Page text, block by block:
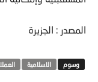
المصدر : الجزيرة
الاسلامية